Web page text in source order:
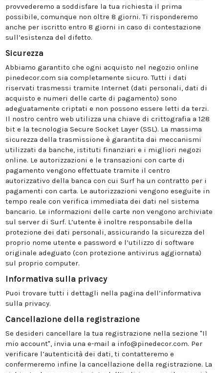
provvederemo a soddisfare la tua richiesta il prima
possibile, comunque non oltre 8 giorni. Ti risponderemo
anche per iscritto entro 8 giorni in caso di contestazione
sull’esistenza del difetto.
Sicurezza
Abbiamo garantito che ogni acquisto nel negozio online
pinedecor.com sia completamente sicuro. Tutti i dati
riservati trasmessi tramite Internet (dati personali, dati di
acquisto e numeri delle carte di pagamento) sono
adeguatamente criptati e non possono essere letti da terzi.
Il nostro centro web utilizza una chiave di crittografia a 128
bit e la tecnologia Secure Socket Layer (SSL). La massima
sicurezza della trasmissione è garantita dai meccanismi
utilizzati da banche, istituti finanziari e i migliori negozi
online. Le autorizzazioni e le transazioni con carte di
pagamento vengono effettuate tramite il centro
autorizzativo della banca con cui Surf ha un contratto per i
pagamenti con carta. Le autorizzazioni vengono eseguite in
tempo reale con verifica immediata dei dati nel sistema
bancario. Le informazioni delle carte non vengono archiviate
sul server di Surf. L’utente è inoltre responsabile della
protezione dei dati personali, assicurando la sicurezza del
proprio nome utente e password e l’utilizzo di software
originale adeguato (con protezione antivirus aggiornata)
sul proprio computer.
Informativa sulla privacy
Puoi trovare tutti i dettagli nella pagina dell’informativa
sulla privacy.
Cancellazione della registrazione
Se desideri cancellare la tua registrazione nella sezione "Il
mio account", invia una e-mail a info@pinedecor.com. Per
verificare l’autenticità dei dati, ti contatteremo e
confermeremo infine la cancellazione della registrazione. La